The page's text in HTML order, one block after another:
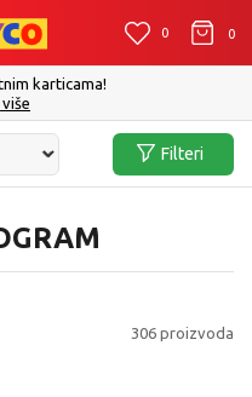
0 0
u prodavnici po Vašem
Filteri
306 proizvoda